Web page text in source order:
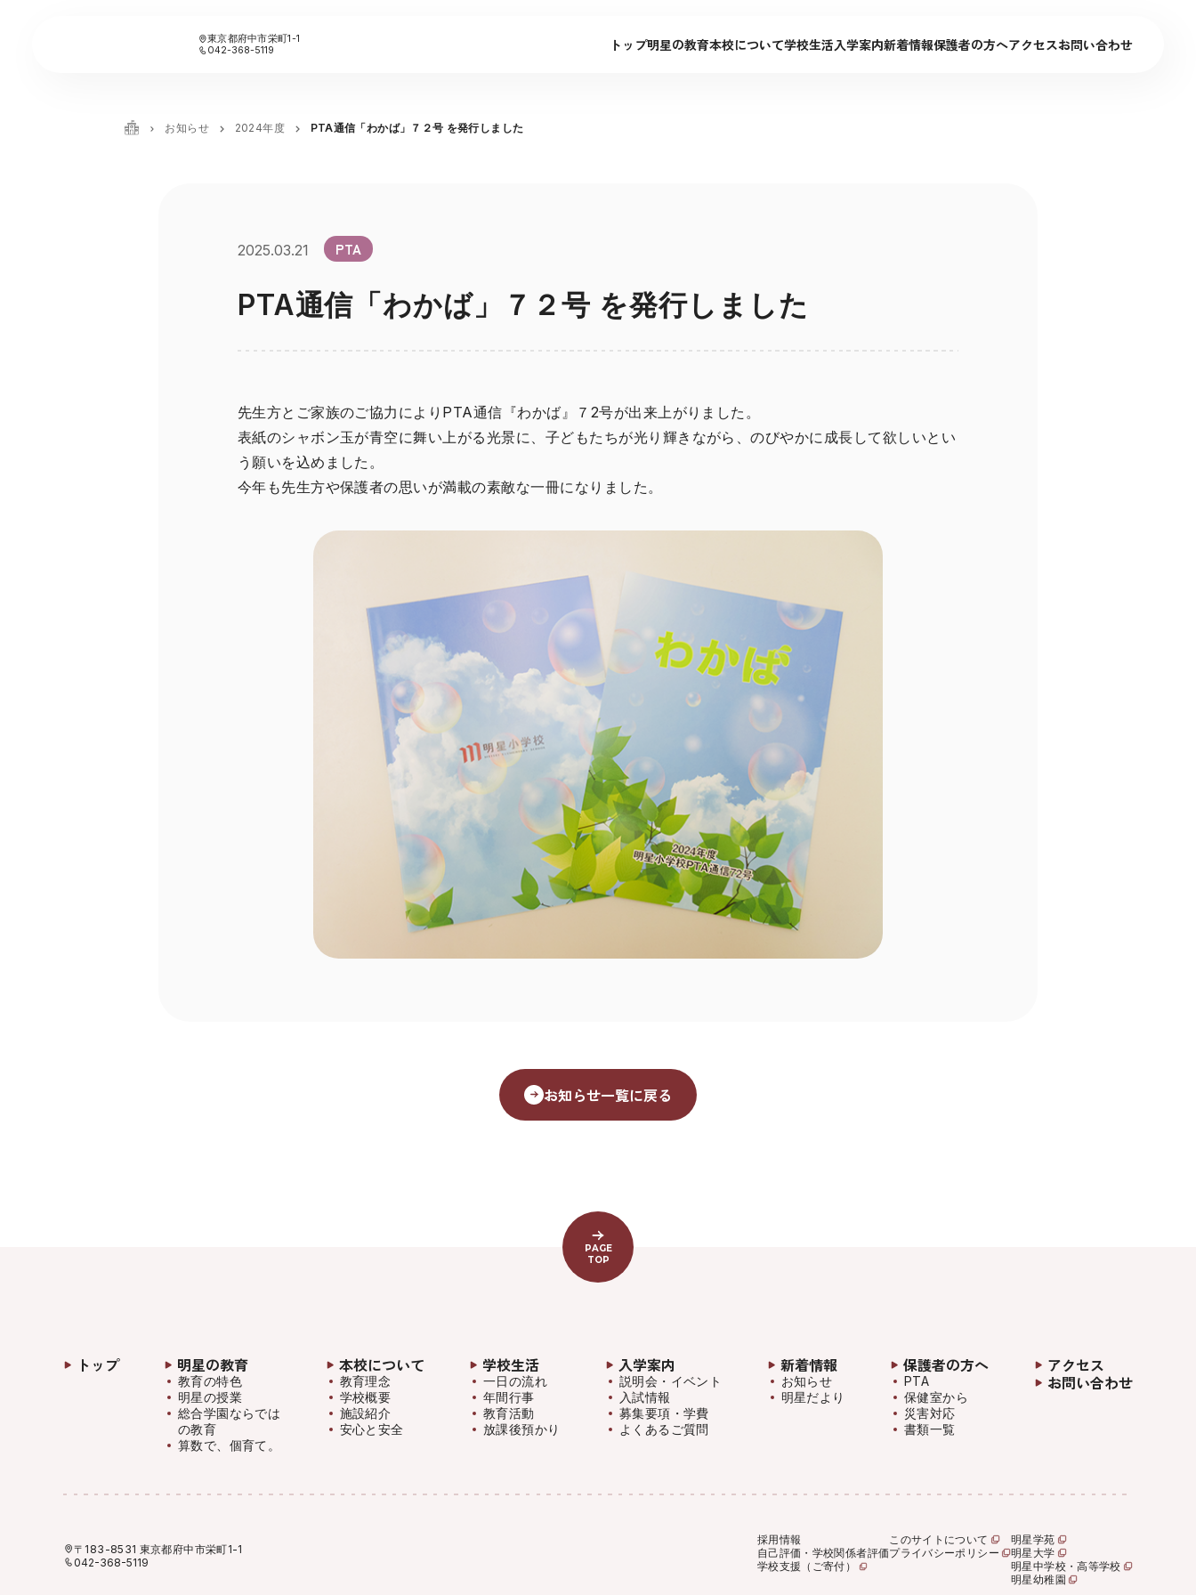
東京都府中市栄町1-1
042-368-5119
トップ明星の教育本校について学校生活入学案内新着情報保護者の方へアクセスお問い合わせ
お知らせ 2024年度 PTA通信「わかば」７２号 を発行しました
2025.03.21 PTA
PTA通信「わかば」７２号 を発行しました
先生方とご家族のご協力によりPTA通信『わかば』７2号が出来上がりました。
表紙のシャボン玉が青空に舞い上がる光景に、子どもたちが光り輝きながら、のびやかに成長して欲しいとい
う願いを込めました。
今年も先生方や保護者の思いが満載の素敵な一冊になりました。
お知らせ一覧に戻る
PAGE
TOP
トップ 明星の教育
教育の特色
明星の授業
総合学園ならでは
の教育
算数で、個育て。
本校について
教育理念
学校概要
施設紹介
安心と安全
学校生活
一日の流れ
年間行事
教育活動
放課後預かり
入学案内
説明会・イベント
入試情報
募集要項・学費
よくあるご質問
新着情報
お知らせ
明星だより
保護者の方へ
PTA
保健室から
災害対応
書類一覧
アクセス
お問い合わせ
〒183-8531 東京都府中市栄町1-1
042-368-5119
採用情報
自己評価・学校関係者評価
学校支援（ご寄付）
このサイトについて
プライバシーポリシー
明星学苑
明星大学
明星中学校・高等学校
明星幼稚園